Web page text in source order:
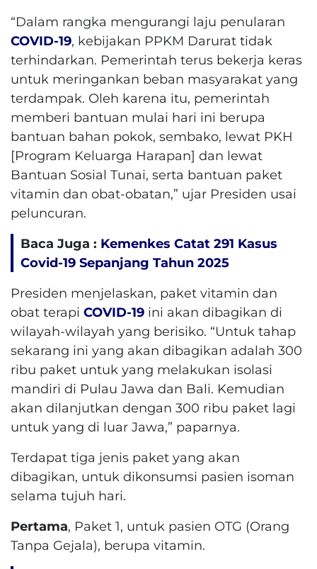
“Dalam rangka mengurangi laju penularan
COVID-19, kebijakan PPKM Darurat tidak
terhindarkan. Pemerintah terus bekerja keras
untuk meringankan beban masyarakat yang
terdampak. Oleh karena itu, pemerintah
memberi bantuan mulai hari ini berupa
bantuan bahan pokok, sembako, lewat PKH
[Program Keluarga Harapan] dan lewat
Bantuan Sosial Tunai, serta bantuan paket
vitamin dan obat-obatan,” ujar Presiden usai
peluncuran.
Baca Juga : Kemenkes Catat 291 Kasus
Covid-19 Sepanjang Tahun 2025
Presiden menjelaskan, paket vitamin dan
obat terapi COVID-19 ini akan dibagikan di
wilayah-wilayah yang berisiko. “Untuk tahap
sekarang ini yang akan dibagikan adalah 300
ribu paket untuk yang melakukan isolasi
mandiri di Pulau Jawa dan Bali. Kemudian
akan dilanjutkan dengan 300 ribu paket lagi
untuk yang di luar Jawa,” paparnya.
Terdapat tiga jenis paket yang akan
dibagikan, untuk dikonsumsi pasien isoman
selama tujuh hari.
Pertama, Paket 1, untuk pasien OTG (Orang
Tanpa Gejala), berupa vitamin.